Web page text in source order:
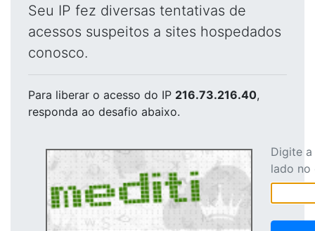
Seu IP fez diversas tentativas de
acessos suspeitos a sites hospedados
conosco.
Para liberar o acesso do IP 216.73.216.40,
responda ao desafio abaixo.
Digite
lado no